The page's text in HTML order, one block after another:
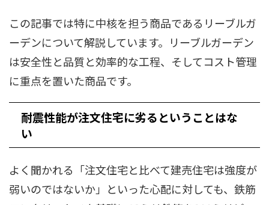
この記事では特に中核を担う商品であるリーブルガ
ーデンについて解説しています。リーブルガーデン
は安全性と品質と効率的な工程、そしてコスト管理
に重点を置いた商品です。
耐震性能が注文住宅に劣るということはな
い
よく聞かれる「注文住宅と比べて建売住宅は強度が
弱いのではないか」といった心配に対しても、鉄筋